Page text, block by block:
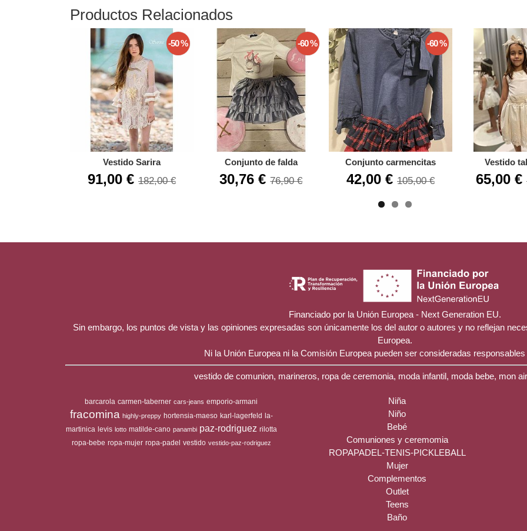
Productos Relacionados
-50 %
Vestido Sarira
91,00 € 182,00 €
-60 %
Conjunto de falda
30,76 €76,90 €
-60 %
Conjunto carmencitas
42,00 € 105,00 €
Vestido
65,00 €
Financiado por la Unión Europea - Next Generation EU.
Sin embargo, los puntos de vista y las opiniones expresadas son únicamente los del autor o autores y no reflejan
Europea.
Ni la Unión Europea ni la Comisión Europea pueden ser consideradas
vestido de comunion, marineros, ropa de ceremonia, moda infantil, moda bebe, mon
barcarola carmen-taberner cars-jeans emporio-armani
fracomina highly-preppy hortensia-maeso karl-lagerfeld
la-
martinica levis lotto matilde-cano panambi paz-rodriguez rilotta
ropa-bebe ropa-mujer ropa-padel vestido vestido-paz-rodriguez
Niña
Niño
Bebé
Comuniones y ceremomia
ROPAPADEL-TENIS-PICKLEBALL
Mujer
Complementos
Outlet
Teens
Baño